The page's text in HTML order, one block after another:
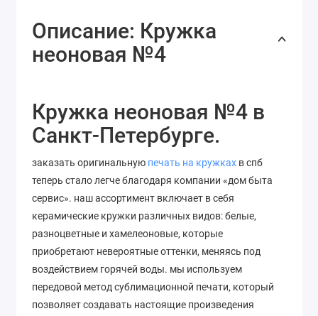
Описание: Кружка
неоновая №4
Кружка неоновая №4 в
Санкт-Петербурге.
заказать оригинальную печать на кружках в спб
теперь стало легче благодаря компании «дом быта
сервис». наш ассортимент включает в себя
керамические кружки различных видов: белые,
разноцветные и хамелеоновые, которые
приобретают невероятные оттенки, меняясь под
воздействием горячей воды. мы используем
передовой метод сублимационной печати, который
позволяетсоздавать настоящие произведения